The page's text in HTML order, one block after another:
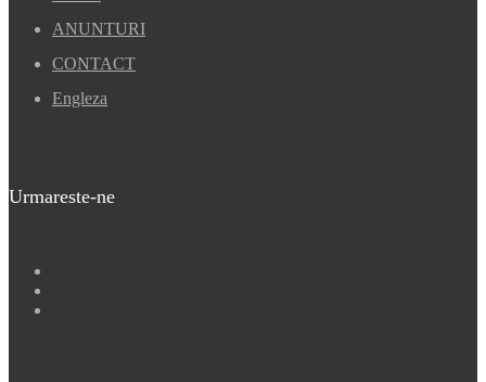
ANUNTURI
CONTACT
Engleza
Urmareste-ne